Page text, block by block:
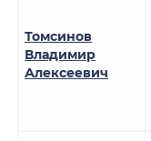
Томсинов
Владимир
Алексеевич